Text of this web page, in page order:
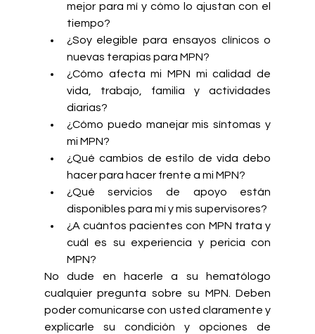
mejor para mí y cómo lo ajustan con el
tiempo?
¿Soy elegible para ensayos clínicos o
nuevas terapias para MPN?
¿Cómo afecta mi MPN mi calidad de
vida, trabajo, familia y actividades
diarias?
¿Cómo puedo manejar mis síntomas y
mi MPN?
¿Qué cambios de estilo de vida debo
hacer para hacer frente a mi MPN?
¿Qué servicios de apoyo están
disponibles para mí y mis supervisores?
¿A cuántos pacientes con MPN trata y
cuál es su experiencia y pericia con
MPN?
No dude en hacerle a su hematólogo
cualquier pregunta sobre su MPN. Deben
poder comunicarse con usted claramente y
explicarle su condición y opciones de